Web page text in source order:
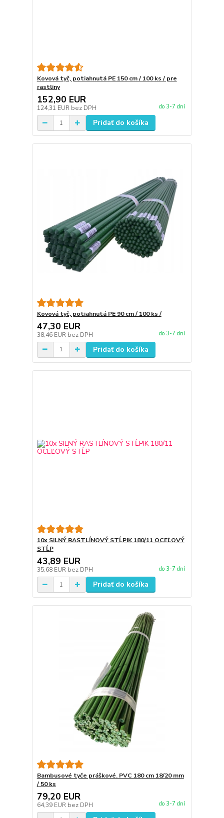
Kovová tyč, potiahnutá PE 150 cm / 100 ks / pre
rastliny
152,90 EUR
124,31 EUR bez DPH do 3-7 dní
Pridať do košíka
Kovová tyč, potiahnutá PE 90 cm / 100 ks /
47,30 EUR
38,46 EUR bez DPH do 3-7 dní
Pridať do košíka
10x SILNÝ RASTLÍNOVÝ STĹPIK 180/11 OCEĽOVÝ
STĹP
43,89 EUR
35,68 EUR bez DPH do 3-7 dní
Pridať do košíka
Bambusové tyče práškové. PVC 180 cm 18/20 mm
/ 50 ks
79,20 EUR
64,39 EUR bez DPH do 3-7 dní